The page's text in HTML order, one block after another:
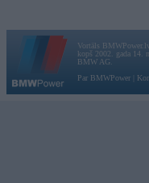
Vortāls
kopš 2002. gada 14.
BMW AG.
Par BMWPower